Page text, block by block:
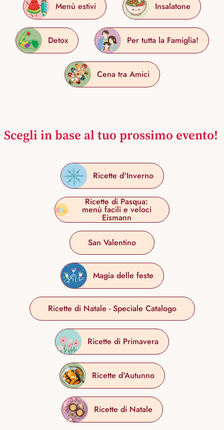
Menù estivi Insalatone
Detox Per tutta la Famiglia!
Cena tra Amici
Scegli in base al tuo prossimo evento!
Ricette d'Inverno
Ricette di Pasqua:
menù facili e veloci
Eismann
San Valentino
Magia delle feste
Ricette di Natale - Speciale Catalogo
Ricette di Primavera
Ricette d'Autunno
Ricette di Natale